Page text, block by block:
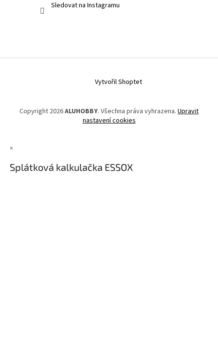
Sledovat na Instagramu
Vytvořil Shoptet
Copyright 2026ALUHOBBY. Všechna práva vyhrazena. Upravit
nastavení cookies
×
Splátková kalkulačka ESSOX